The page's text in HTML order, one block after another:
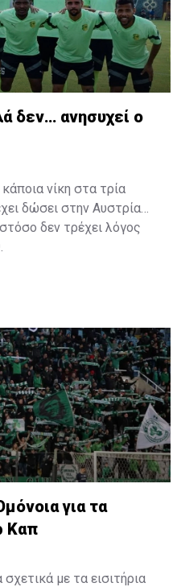
δεν… ανησυχεί ο
νίκη στα τρία
δώσει στην Αυστρία
δεν τρέχει λόγος
για τα
Καπ
με τα εισιτήρια